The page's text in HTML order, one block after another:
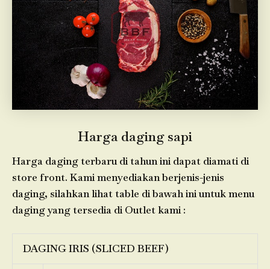
Harga daging sapi
Harga daging terbaru di tahun ini dapat diamati di
store front. Kami menyediakan berjenis-jenis
daging, silahkan lihat table di bawah ini untuk menu
daging yang tersedia di Outlet kami :
DAGING IRIS (SLICED BEEF)